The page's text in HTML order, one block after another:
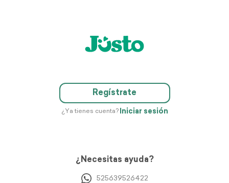
Regístrate
¿Ya tienes cuenta? Iniciar sesión
¿Necesitas ayuda?
525639526422